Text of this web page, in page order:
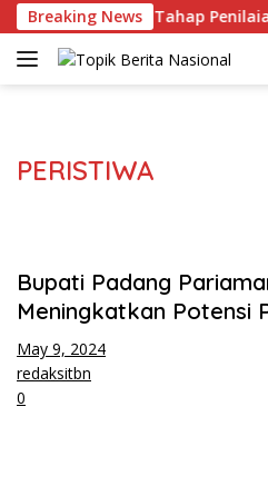
Langsung
ke
konten
Breaking News
Terbaik Masuk Tahap Penilaian
PERISTIWA
Bupati Padang
Meningkatkan Potensi
May 9, 2024
redaksitbn
0